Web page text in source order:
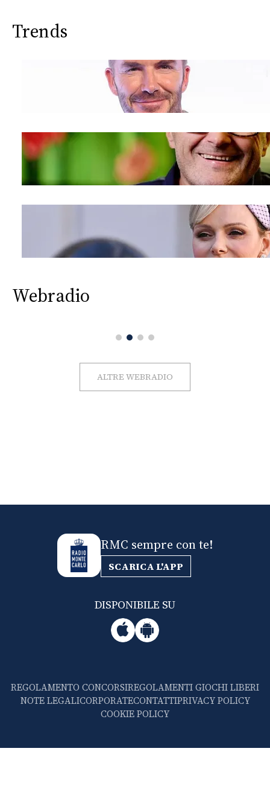
Trends
Webradio
ALTRE WEBRADIO
RMC sempre con te!
SCARICA L'APP
DISPONIBILE SU
REGOLAMENTO CONCORSIREGOLAMENTI GIOCHI LIBERI
NOTE LEGALICORPORATECONTATTIPRIVACY POLICY
COOKIE POLICY